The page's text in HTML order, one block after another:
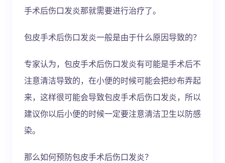
手术后伤口发炎那就需要进行治疗了。
包皮手术后伤口发炎一般是由于什么原因导致的？
专家认为，包皮手术后伤口发炎有可能是手术后不
注意清洁导致的，在小便的时候可能会把纱布弄起
来，这样很可能会导致包皮手术后伤口发炎，所以
建议你以后小便的时候一定要注意清洁卫生以防感
染。
那么如何预防包皮手术后伤口发炎？